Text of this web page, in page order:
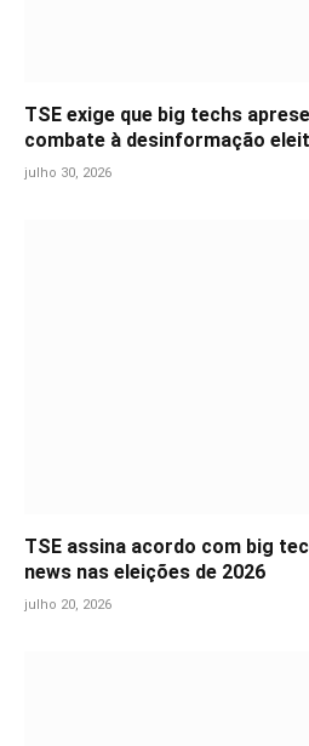
TSE exige que big techs
combate à desinformação
julho 30, 2026
TSE assina acordo com big
news nas eleições de 2026
julho 20, 2026